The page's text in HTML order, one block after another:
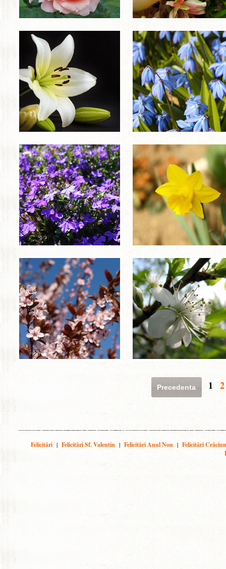
Precedenta 1 2
Felicitări | Felicitări Sf. Valentin | Felicitări Anul Nou | Felicitări